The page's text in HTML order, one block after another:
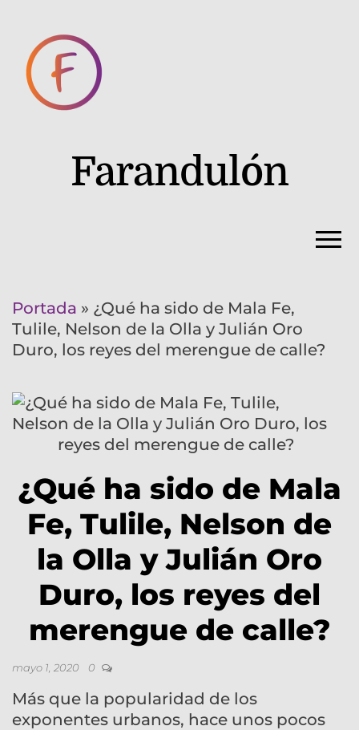
Farandulón
Portada » ¿Qué ha sido de Mala Fe,
Tulile, Nelson de la Olla y Julián Oro
Duro, los reyes del merengue de calle?
¿Qué ha sido de Mala
Fe, Tulile, Nelson de
la Olla y Julián Oro
Duro, los reyes del
merengue de calle?
mayo 1, 2020 0
Más que la popularidad de los
exponentes urbanos, hace unos pocos